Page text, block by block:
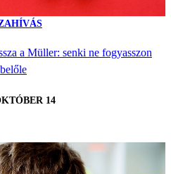
a Müller: senki ne fogyasszon
belőle
14